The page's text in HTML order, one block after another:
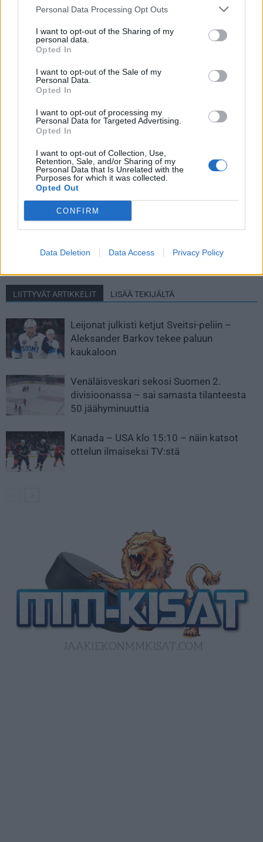
Personal Data Processing Opt Outs
I want to opt-out of the Sharing of my
personal data.
Opted In
I want to opt-out of the Sale of my
Personal Data.
Opted In
I want to opt-out of processing my
Personal Data for Targeted Advertising.
Opted In
I want to opt-out of Collection, Use,
Retention, Sale, and/or Sharing of my
Personal Data that Is Unrelated with the
Purposes for which it was collected.
Opted Out
CONFIRM
Data Deletion Data Access Privacy Policy
23 Markus Nenonen
Ottelu Suomi – Sveitsi alkaa kello 18:30 Tampereella. Ottelu
on katsottavissa ilmaiseksi televisiosta TV5 -kanavalta. Lisäksi
kaikki Leijonien ottelut ja kaikki EHT-ottelut ovat katsottavissa
maksullisen Discovery+ -palvelun kautta.
Edellinen artikkeli
Edmonton Oilersi murskasi Los
Puljujärvi pääsi maalin makuun
IL: Patrik Laine ei pääse
estää kisoihin osallistumisen
LIITTYVÄT ARTIKKELIT LISÄÄ TEKIJÄLTÄ
Leijonat julkisti ketjut Sveitsi-peliin –
Aleksander Barkov tekee paluun
kaukaloon
Venäläisveskari sekosi Suomen 2.
divisioonassa – sai samasta tilanteesta
50 jäähyminuuttia
Kanada – USA klo 15:10 – näin katsot
ottelun ilmaiseksi TV:stä